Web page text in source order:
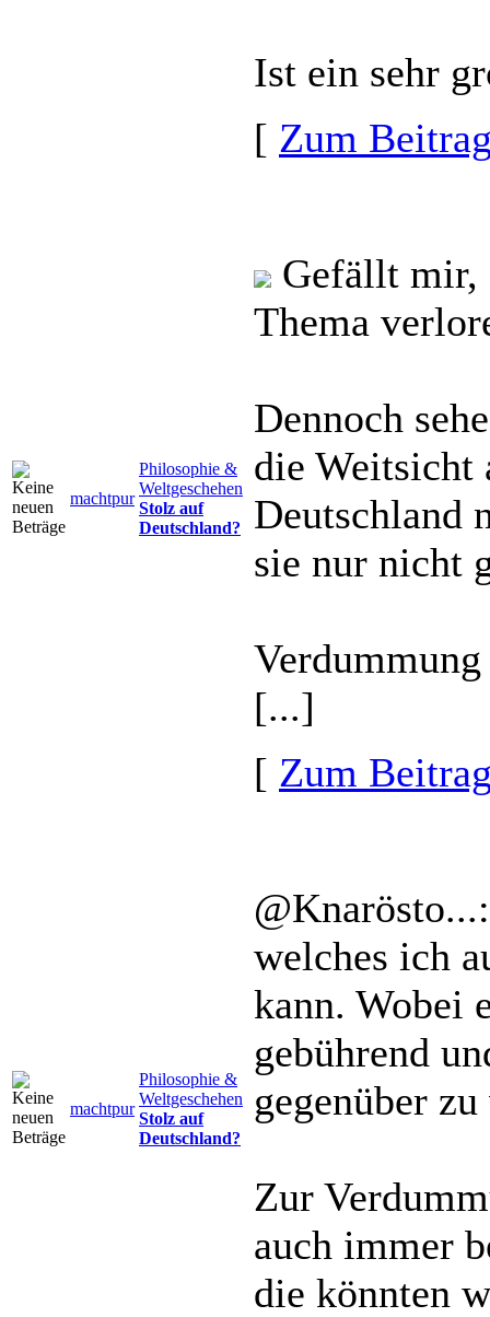
Ist ein sehr
[ Zum
machtpur
Philosophie &
Weltgeschehen
Stolz auf
Deutschland?
Gefällt mir,
Thema
Dennoch
die Weitsicht
Deutschland
sie nur nicht
[...]
[ Zum
machtpur
Philosophie &
Weltgeschehen
Stolz auf
Deutschland?
welches ich
kann. Wobei
gebührend
gegenüber
Zur
auch immer
die könnten